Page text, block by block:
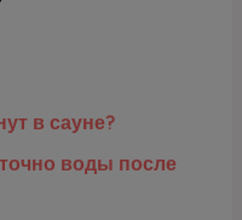
в сауне?
воды после